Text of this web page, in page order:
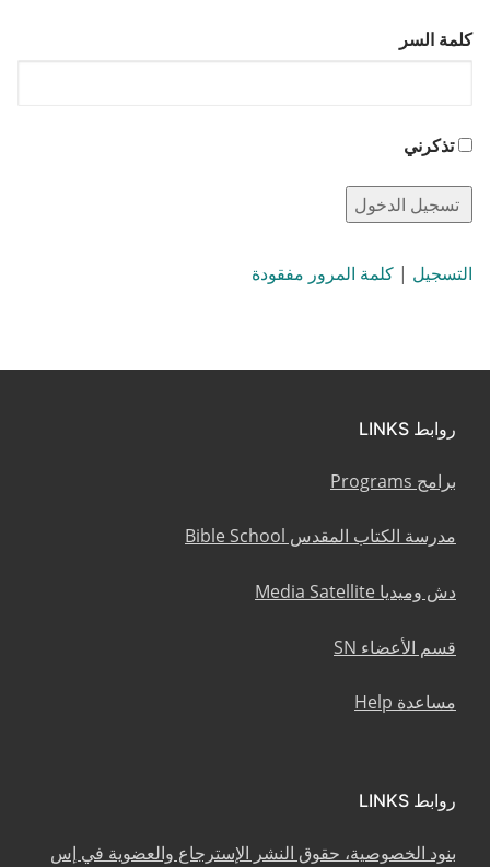
كلمة السر
تذكرني
التسجيل | كلمة المرور مفقودة
روابط LINKS
برامج Programs
مدرسة الكتاب المقدس Bible School
دش وميديا Media Satellite
قسم الأعضاء SN
مساعدة Help
روابط LINKS
بنود الخصوصية، حقوق النشر الإسترجاع والعضوية في إس